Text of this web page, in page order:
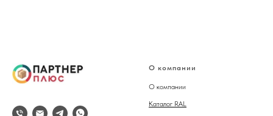
О компании
О компании
Каталог RAL